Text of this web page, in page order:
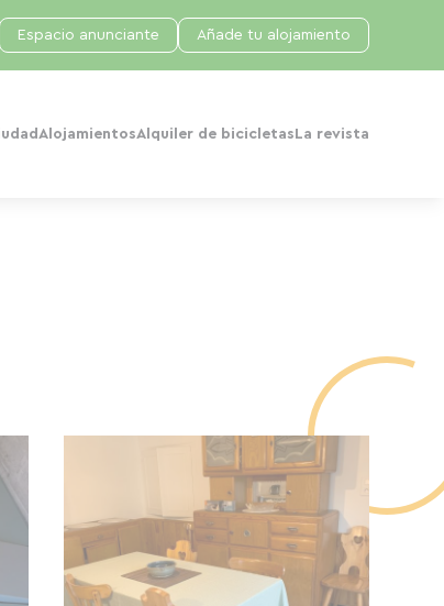
AlojamientosAlquiler de bicicletas La revista
Espacio anunciante Añade tu alojamiento